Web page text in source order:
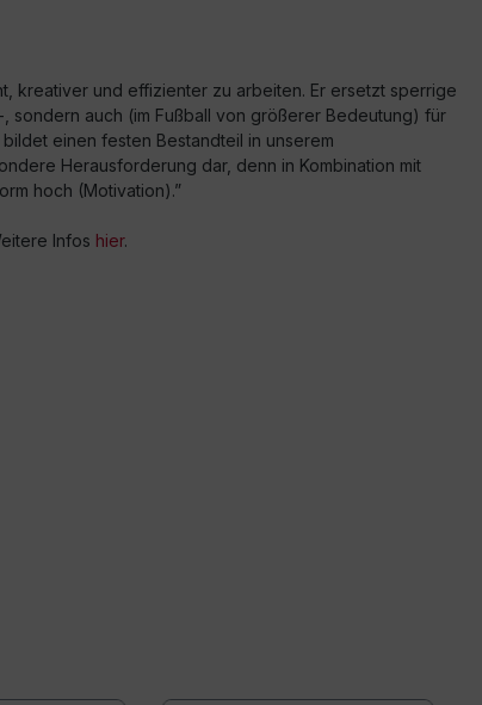
kreativer und effizienter zu arbeiten. Er ersetzt sperrige
sondern auch (im Fußball von größerer Bedeutung) für
einen festen Bestandteil in unserem
Herausforderung dar, denn in Kombination mit
hoch (Motivation).”
Infos hier.